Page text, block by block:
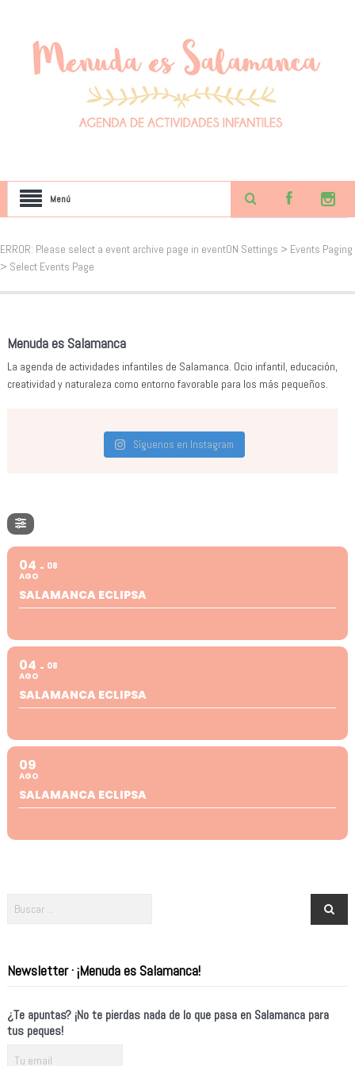
Menú
ERROR: Please select a event archive page in eventON Settings > Events Paging
> Select Events Page
Menuda es Salamanca
La agenda de actividades infantiles de Salamanca. Ocio infantil, educación,
creatividad y naturaleza como entorno favorable para los más pequeños.
Síguenos en Instagram
04
AGO
08
SALAMANCA ECLIPSA
04
AGO
08
SALAMANCA ECLIPSA
09
AGO
SALAMANCA ECLIPSA
Newsletter · ¡Menuda es Salamanca!
¿Te apuntas? ¡No te pierdas nada de lo que pasa en Salamanca para
tus peques!